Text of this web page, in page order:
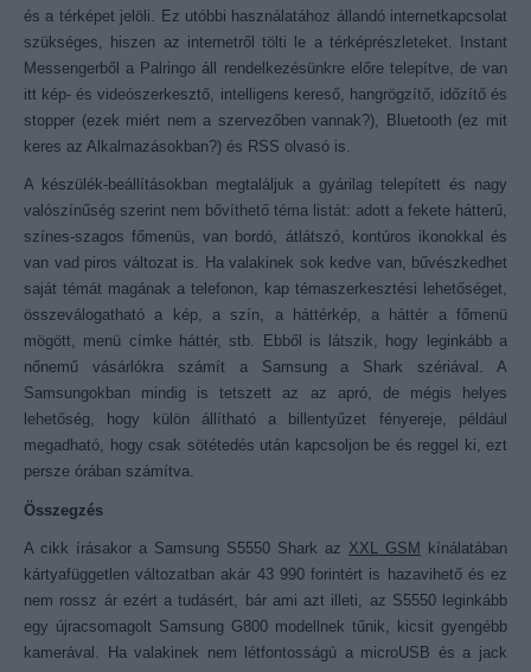
és a térképet jelöli. Ez utóbbi használatához állandó internetkapcsolat
szükséges, hiszen az internetről tölti le a térképrészleteket. Instant
Messengerből a Palringo áll rendelkezésünkre előre telepítve, de van
itt kép- és videószerkesztő, intelligens kereső, hangrögzítő, időzítő és
stopper (ezek miért nem a szervezőben vannak?), Bluetooth (ez mit
keres az Alkalmazásokban?) és RSS olvasó is.
A készülék-beállításokban megtaláljuk a gyárilag telepített és nagy
valószínűség szerint nem bővíthető téma listát: adott a fekete hátterű,
színes-szagos főmenüs, van bordó, átlátszó, kontúros ikonokkal és
van vad piros változat is. Ha valakinek sok kedve van, bűvészkedhet
saját témát magának a telefonon, kap témaszerkesztési lehetőséget,
összeválogatható a kép, a szín, a háttérkép, a háttér a főmenü
mögött, menü címke háttér, stb. Ebből is látszik, hogy leginkább a
nőnemű vásárlókra számít a Samsung a Shark szériával. A
Samsungokban mindig is tetszett az az apró, de mégis helyes
lehetőség, hogy külön állítható a billentyűzet fényereje, például
megadható, hogy csak sötétedés után kapcsoljon be és reggel ki, ezt
persze órában számítva.
Összegzés
A cikk írásakor a Samsung S5550 Shark az XXL GSM
kínálatában
kártyafüggetlen változatban akár 43 990 forintért is hazavihető és ez
nem rossz ár ezért a tudásért, bár ami azt illeti, az S5550 leginkább
egy újracsomagolt Samsung G800 modellnek tűnik, kicsit gyengébb
kamerával. Ha valakinek nem létfontosságú a microUSB és a jack